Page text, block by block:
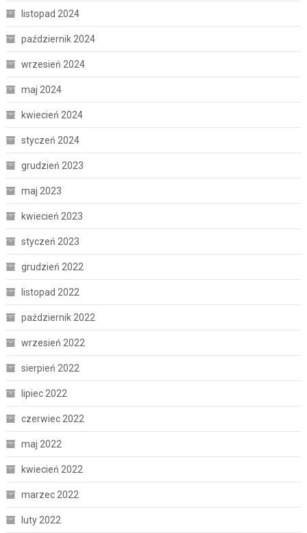
listopad 2024
październik 2024
wrzesień 2024
maj 2024
kwiecień 2024
styczeń 2024
grudzień 2023
maj 2023
kwiecień 2023
styczeń 2023
grudzień 2022
listopad 2022
październik 2022
wrzesień 2022
sierpień 2022
lipiec 2022
czerwiec 2022
maj 2022
kwiecień 2022
marzec 2022
luty 2022